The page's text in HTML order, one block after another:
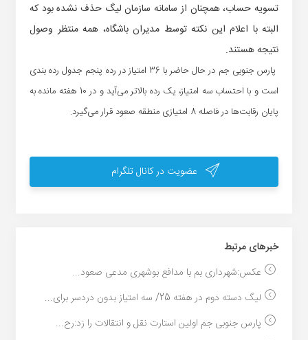
تسویه حساب، همچنان از سامانه سازمان لیگ حذف نشده بود که
البته با اعلام این نکته توسط مدیران باشگاه، همه منتظر وصول
نتیجه هستند.
پارس جنوبی جم در حال حاضر با 36 امتیاز در رده پنجم جدول رده بندی
است و با احتساب سه امتیاز، یک رده بالاتر می‌آید و در 10 هفته مانده به
پایان رقابت‌ها در فاصله 8 امتیازی منطقه صعود قرار می‌گیرد.
عضویت در کانال تلگرام
خبر‌های مرتبط
عکس:شهرداری بم با مدافع بوشهری مدعی صعود...
لیگ دسته دوم در هفته 25/ سه امتیاز بدون دردسر برای...
پارس جنوبی جم اولین استارت نقل و انتقالات را زد:رح...